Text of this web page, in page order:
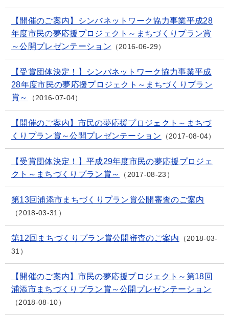
【開催のご案内】シンバネットワーク協力事業平成28
年度市民の夢応援プロジェクト～まちづくりプラン賞
～公開プレゼンテーション
2016-06-29
【受賞団体決定！】シンバネットワーク協力事業平成
28年度市民の夢応援プロジェクト～まちづくりプラン
賞～
2016-07-04
【開催のご案内】市民の夢応援プロジェクト～まちづ
くりプラン賞～公開プレゼンテーション
2017-08-04
【受賞団体決定！】平成29年度市民の夢応援プロジェ
クト～まちづくりプラン賞～
2017-08-23
第13回浦添市まちづくりプラン賞公開審査のご案内
2018-03-31
第12回まちづくりプラン賞公開審査のご案内
2018-03-
31
【開催のご案内】市民の夢応援プロジェクト～第18回
浦添市まちづくりプラン賞～公開プレゼンテーション
2018-08-10